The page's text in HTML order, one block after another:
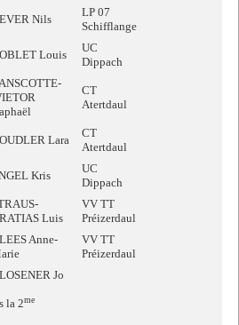
Nils
LP 07
Schifflange
Louis
UC
Dippach
CT
Atertdaul
Lara
CT
Atertdaul
Kris
UC
Dippach
Luis
VV TT
Préizerdaul
Anne-
VV TT
Préizerdaul
Jo
la 2me